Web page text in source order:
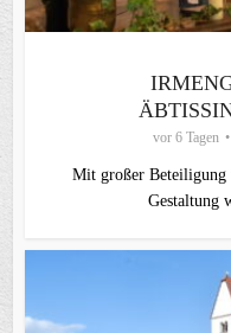
vor 6 Tagen
Mit großer Beteiligung
Gestaltung